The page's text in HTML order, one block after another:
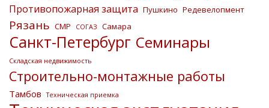
Противопожарная защита Пушкино Редевелопмент
Рязань СМР СОГАЗ Самара
Санкт-Петербург Семинары
Складская недвижимость
Строительно-монтажные работы
Тамбов Техническая приемка